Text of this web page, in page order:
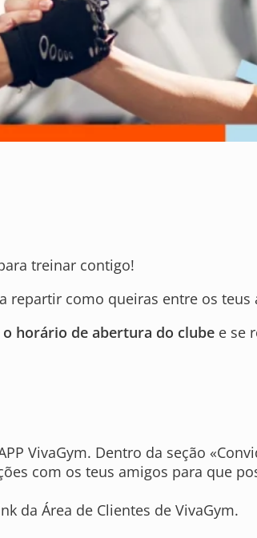
treinar contigo!
repartir como queiras entre os teus
horário de abertura do clube e se
VivaGym. Dentro da seção
com os teus amigos para que
da Área de Clientes de VivaGym.